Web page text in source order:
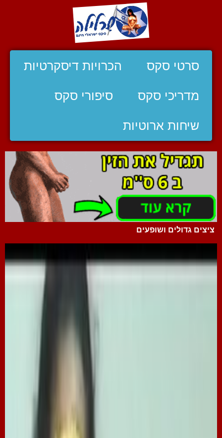
סרטי סקס הכרויות דיסקרטיות
מדריכי סקס סיפורי סקס
שיחות ארוטיות
ציצים גדולים ושופעים